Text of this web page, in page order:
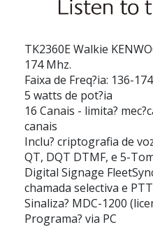
TK2360E Walkie
174 Mhz.
Faixa de Freq?ia: 136-
5 watts de pot?ia
16 Canais - limita?
canais
Inclu? criptografia de
QT, DQT DTMF, e 5-
Digital Signage
chamada selectiva e PTT
Sinaliza? MDC-1200
Programa? via PC